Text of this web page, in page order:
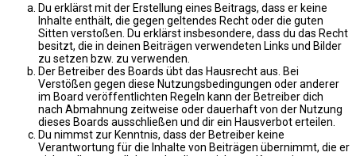
Du erklärst mit der Erstellung eines Beitrags, dass er keine
Inhalte enthält, die gegen geltendes Recht oder die guten
Sitten verstoßen. Du erklärst insbesondere, dass du das Recht
besitzt, die in deinen Beiträgen verwendeten Links und Bilder
zu setzen bzw. zu verwenden.
Der Betreiber des Boards übt das Hausrecht aus. Bei
Verstößen gegen diese Nutzungsbedingungen oder anderer
im Board veröffentlichten Regeln kann der Betreiber dich
nach Abmahnung zeitweise oder dauerhaft von der Nutzung
dieses Boards ausschließen und dir ein Hausverbot erteilen.
Du nimmst zur Kenntnis, dass der Betreiber keine
Verantwortung für die Inhalte von Beiträgen übernimmt, die er